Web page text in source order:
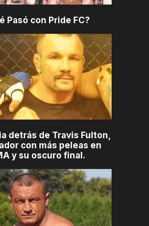
Pasó con Pride FC?
detrás de Travis Fulton,
con más peleas en
y su oscuro final.